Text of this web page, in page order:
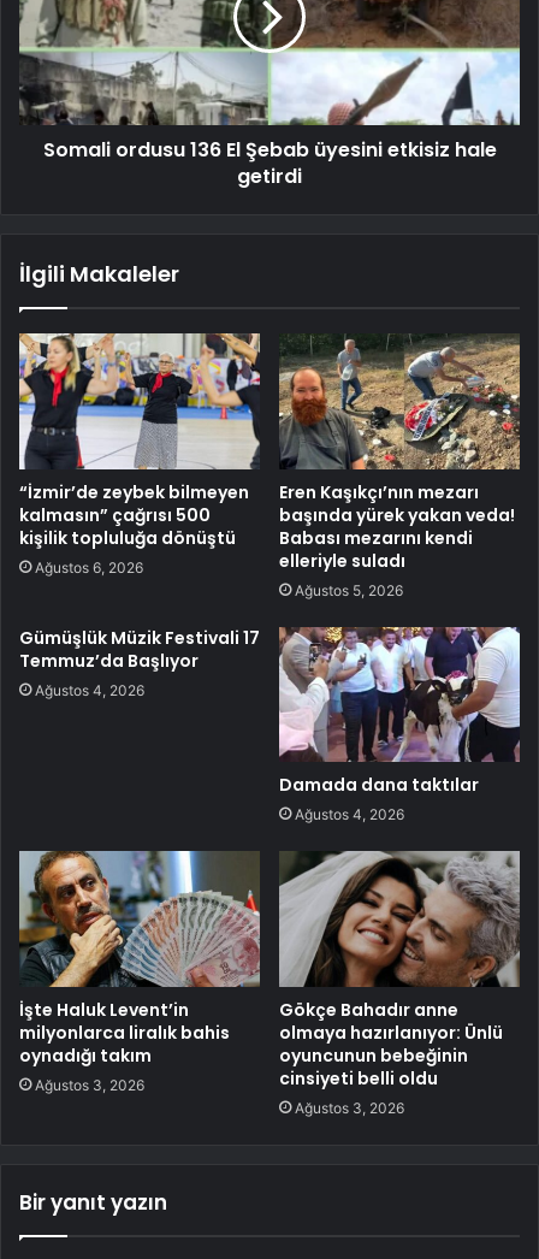
Somali ordusu 136 El Şebab üyesini etkisiz hale
getirdi
İlgili Makaleler
“İzmir’de zeybek bilmeyen
kalmasın” çağrısı 500
kişilik topluluğa dönüştü
Ağustos 6, 2026
Eren Kaşıkçı’nın mezarı
başında yürek yakan veda!
Babası mezarını kendi
elleriyle suladı
Ağustos 5, 2026
Gümüşlük Müzik Festivali 17
Temmuz’da Başlıyor
Ağustos 4, 2026
Damada dana taktılar
Ağustos 4, 2026
İşte Haluk Levent’in
milyonlarca liralık bahis
oynadığı takım
Ağustos 3, 2026
Gökçe Bahadır anne
olmaya hazırlanıyor: Ünlü
oyuncunun bebeğinin
cinsiyeti belli oldu
Ağustos 3, 2026
Bir yanıt yazın